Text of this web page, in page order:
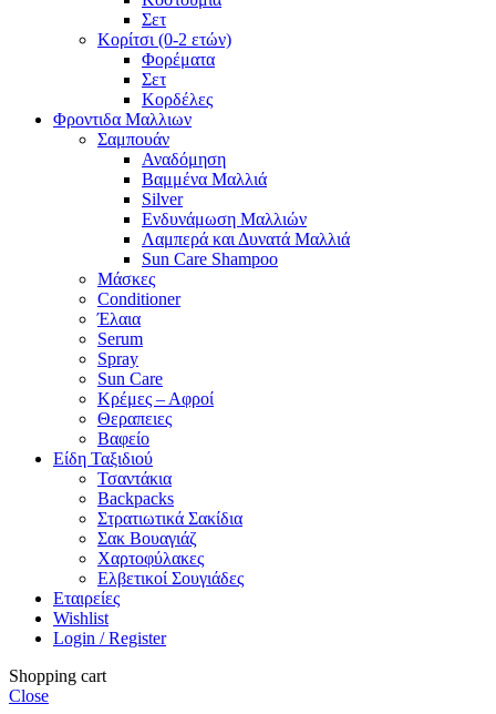
Σετ
Κορίτσι (0-2 ετών)
Φορέματα
Σετ
Κορδέλες
Φροντιδα Μαλλιων
Σαμπουάν
Αναδόμηση
Βαμμένα Μαλλιά
Silver
Ενδυνάμωση Μαλλιών
Λαμπερά και Δυνατά Μαλλιά
Sun Care Shampoo
Μάσκες
Conditioner
Έλαια
Serum
Spray
Sun Care
Κρέμες – Αφροί
Θεραπειες
Βαφείο
Είδη Ταξιδιού
Τσαντάκια
Backpacks
Στρατιωτικά Σακίδια
Σακ Βουαγιάζ
Χαρτοφύλακες
Ελβετικοί Σουγιάδες
Εταιρείες
Wishlist
Login / Register
Shopping cart
Close